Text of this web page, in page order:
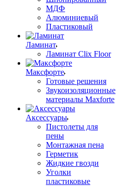
МДФ
Алюминиевый
Пластиковый
Ламинат
Ламинат Clix Floor
Максфорте
Готовые решения
Звукоизоляционные
материалы Maxforte
Аксессуары
Пистолеты для
пены
Монтажная пена
Герметик
Жидкие гвозди
Уголки
пластиковые